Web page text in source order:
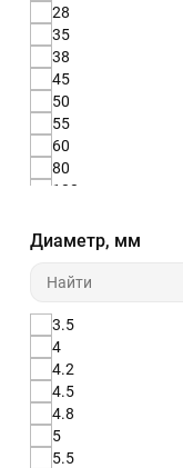
28
35
38
45
50
55
60
80
100
Диаметр, мм
3.5
4
4.2
4.5
4.8
5
5.5